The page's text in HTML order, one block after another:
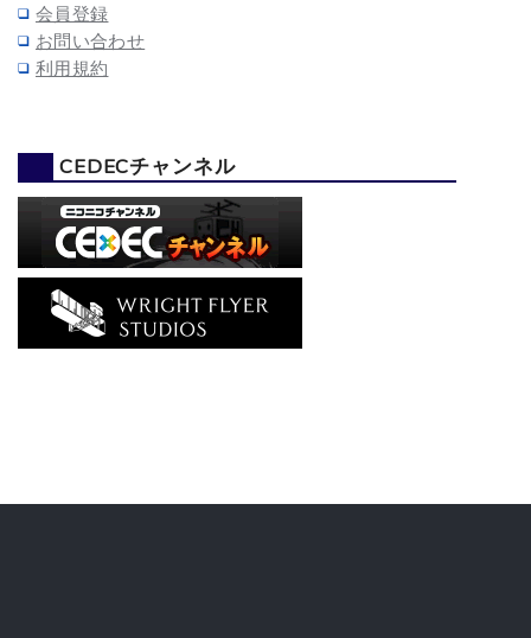
会員登録
お問い合わせ
利用規約
CEDECチャンネル